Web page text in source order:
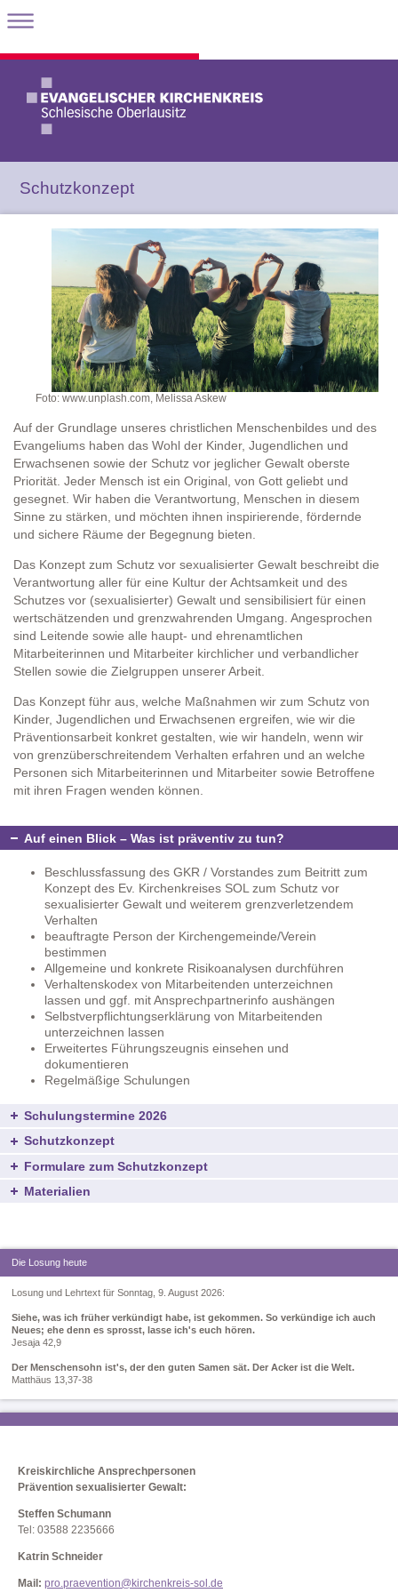
Schutzkonzept
Foto: www.unplash.com, Melissa Askew
Auf der Grundlage unseres christlichen Menschenbildes und des
Evangeliums haben das Wohl der Kinder, Jugendlichen und
Erwachsenen sowie der Schutz vor jeglicher Gewalt oberste
Priorität. Jeder Mensch ist ein Original, von Gott geliebt und
gesegnet. Wir haben die Verantwortung, Menschen in diesem
Sinne zu stärken, und möchten ihnen inspirierende, fördernde
und sichere Räume der Begegnung bieten.
Das Konzept zum Schutz vor sexualisierter Gewalt beschreibt die
Verantwortung aller für eine Kultur der Achtsamkeit und des
Schutzes vor (sexualisierter) Gewalt und sensibilisiert für einen
wertschätzenden und grenzwahrenden Umgang. Angesprochen
sind Leitende sowie alle haupt- und ehrenamtlichen
Mitarbeiterinnen und Mitarbeiter kirchlicher und verbandlicher
Stellen sowie die Zielgruppen unserer Arbeit.
Das Konzept führ aus, welche Maßnahmen wir zum Schutz von
Kinder, Jugendlichen und Erwachsenen ergreifen, wie wir die
Präventionsarbeit konkret gestalten, wie wir handeln, wenn wir
von grenzüberschreitendem Verhalten erfahren und an welche
Personen sich Mitarbeiterinnen und Mitarbeiter sowie Betroffene
mit ihren Fragen wenden können.
Auf einen Blick – Was ist präventiv zu tun?
Beschlussfassung des GKR / Vorstandes zum Beitritt zum
Konzept des Ev. Kirchenkreises SOL zum Schutz vor
sexualisierter Gewalt und weiterem grenzverletzendem
Verhalten
beauftragte Person der Kirchengemeinde/Verein
bestimmen
Allgemeine und konkrete Risikoanalysen durchführen
Verhaltenskodex von Mitarbeitenden unterzeichnen
lassen und ggf. mit Ansprechpartnerinfo aushängen
Selbstverpflichtungserklärung von Mitarbeitenden
unterzeichnen lassen
Erweitertes Führungszeugnis einsehen und
dokumentieren
Regelmäßige Schulungen
Schulungstermine 2026
Schutzkonzept
Formulare zum Schutzkonzept
Materialien
Die Losung heute
Losung und Lehrtext für Sonntag, 9. August 2026:
Siehe, was ich früher verkündigt habe, ist gekommen. So verkündige ich auch
Neues; ehe denn es sprosst, lasse ich's euch hören.
Jesaja 42,9
Der Menschensohn ist's, der den guten Samen sät. Der Acker ist die Welt.
Matthäus 13,37-38
Kreiskirchliche Ansprechpersonen
Prävention sexualisierter Gewalt:
Steffen Schumann
Tel: 03588 2235666
Katrin Schneider
Mail: pro.praevention@kirchenkreis-sol.de